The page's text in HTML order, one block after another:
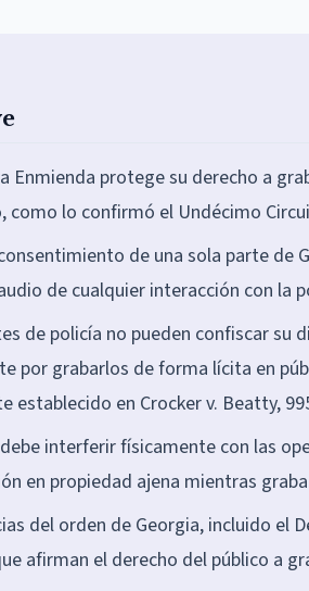
Enmienda protege su derecho a
como lo confirmó el Undécimo
de una sola parte de
de cualquier interacción con la
de policía no pueden confiscar
por grabarlos de forma lícita en
establecido en Crocker v. Beatty,
interferir físicamente con las
en propiedad ajena mientras
del orden de Georgia, incluido
afirman el derecho del público a